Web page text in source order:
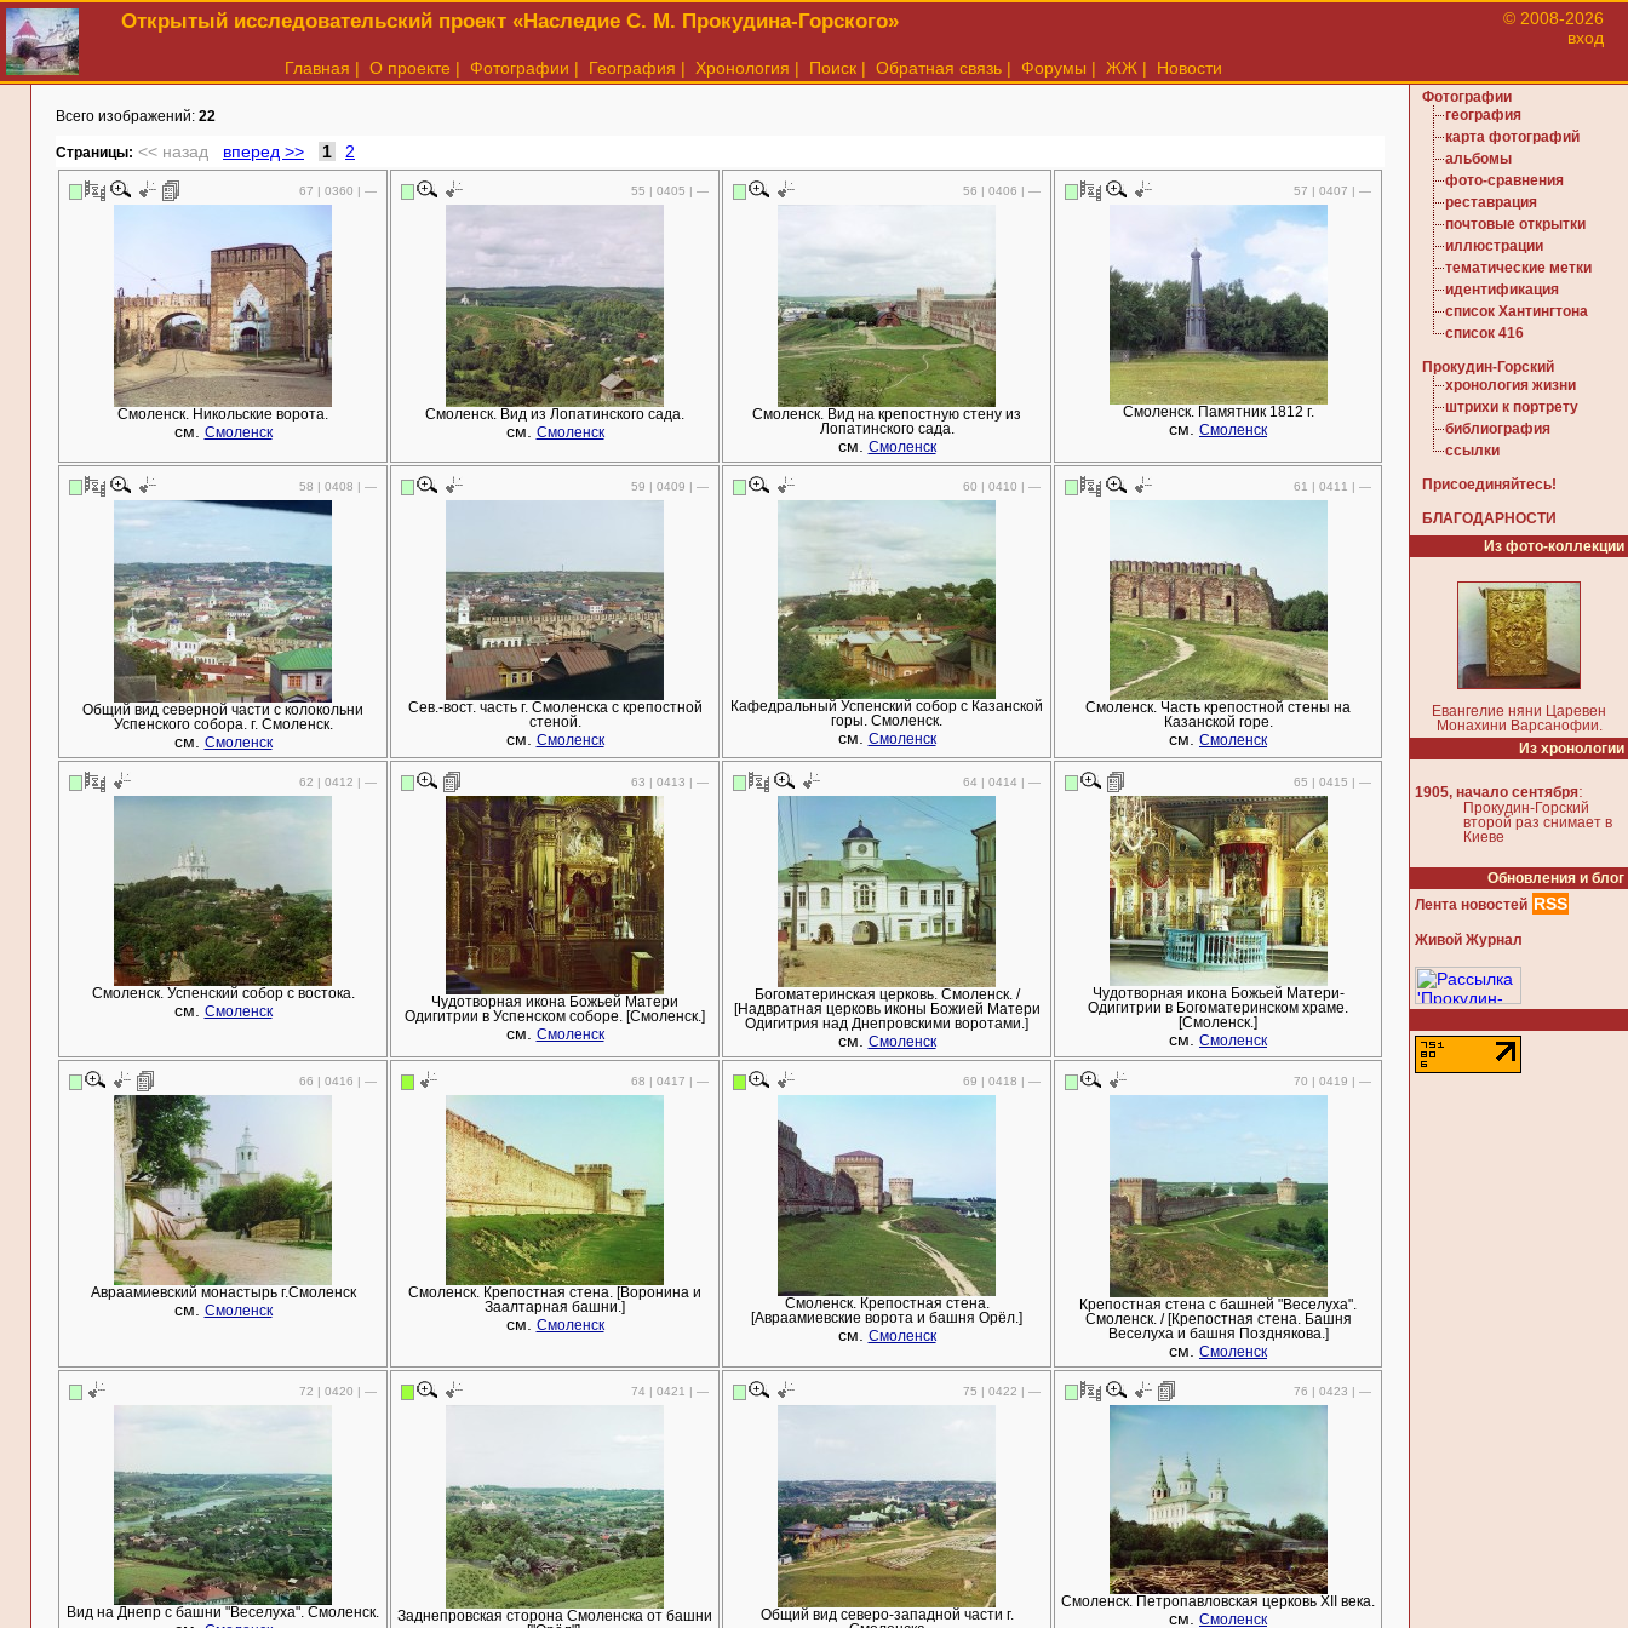
Открытый исследовательский проект «Наследие С. М. Прокудина-Горского»
© 2008-2026
вход
Главная | О проекте | Фотографии | География | Хронология | Поиск | Обратная связь | Форумы | ЖЖ | Новости
Всего изображений: 22
Cтраницы: << назад вперед >> 1 2
67 | 0360 | —
Смоленск. Никольские ворота.
см. Смоленск
55 | 0405 | —
Смоленск. Вид из Лопатинского сада.
см. Смоленск
56 | 0406 | —
Смоленск. Вид на крепостную стену из
Лопатинского сада.
см. Смоленск
57 | 0407 | —
Смоленск. Памятник 1812 г.
см. Смоленск
58 | 0408 | —
Общий вид северной части с колокольни
Успенского собора. г. Смоленск.
см. Смоленск
59 | 0409 | —
Сев.-вост. часть г. Смоленска с крепостной
стеной.
см. Смоленск
60 | 0410 | —
Кафедральный Успенский собор с Казанской
горы. Смоленск.
см. Смоленск
61 | 0411 | —
Смоленск. Часть крепостной стены на
Казанской горе.
см. Смоленск
62 | 0412 | —
Смоленск. Успенский собор с востока.
см. Смоленск
63 | 0413 | —
Чудотворная икона Божьей Матери
Одигитрии в Успенском соборе. [Смоленск.]
см. Смоленск
64 | 0414 | —
Богоматеринская церковь. Смоленск. /
[Надвратная церковь иконы Божией Матери
Одигитрия над Днепровскими воротами.]
см. Смоленск
65 | 0415 | —
Чудотворная икона Божьей Матери-
Одигитрии в Богоматеринском храме.
[Смоленск.]
см. Смоленск
66 | 0416 | —
Авраамиевский монастырь г.Смоленск
см. Смоленск
68 | 0417 | —
Смоленск. Крепостная стена. [Воронина и
Заалтарная башни.]
см. Смоленск
69 | 0418 | —
Смоленск. Крепостная стена.
[Авраамиевские ворота и башня Орёл.]
см. Смоленск
70 | 0419 | —
Крепостная стена с башней "Веселуха".
Смоленск. / [Крепостная стена. Башня
Веселуха и башня Позднякова.]
см. Смоленск
72 | 0420 | —
Вид на Днепр с башни "Веселуха". Смоленск.
74 | 0421 | —
Заднепровская сторона Смоленска от башни
75 | 0422 | —
Общий вид северо-западной части г.
76 | 0423 | —
Смоленск. Петропавловская церковь XII века.
см. Смоленск
Фотографии
география
карта фотографий
альбомы
фото-сравнения
реставрация
почтовые открытки
иллюстрации
тематические метки
идентификация
список Хантингтона
список 416
Прокудин-Горский
хронология жизни
штрихи к портрету
библиография
ссылки
Присоединяйтесь!
БЛАГОДАРНОСТИ
Из фото-коллекции
Евангелие няни Царевен
Монахини Варсанофии.
Из хронологии
1905, начало сентября:
Прокудин-Горский
второй раз снимает в
Киеве
Обновления и блог
Лента новостей RSS
Живой Журнал